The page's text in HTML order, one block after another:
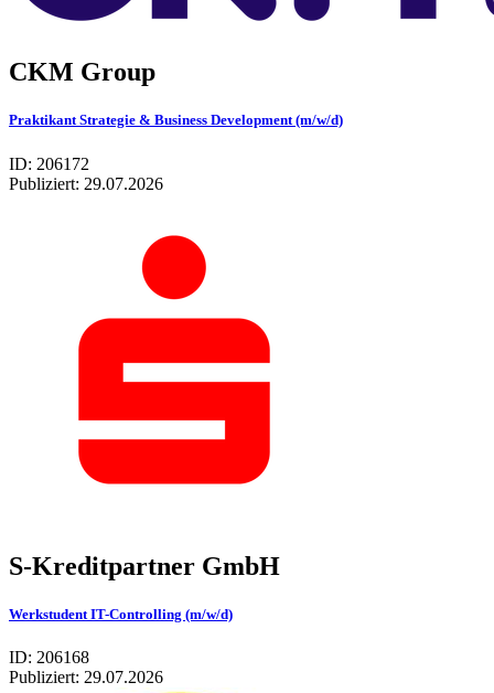
CKM Group
Praktikant Strategie & Business Development (m/w/d)
ID: 206172
Publiziert: 29.07.2026
S-Kreditpartner GmbH
Werkstudent IT-Controlling (m/w/d)
ID: 206168
Publiziert: 29.07.2026